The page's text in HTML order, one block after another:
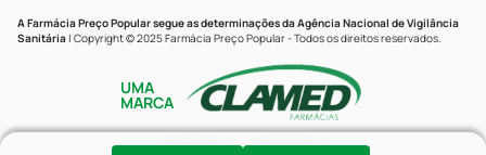
A Farmácia Preço Popular segue as determinações da Agência Nacional de Vigilância
Sanitária | Copyright © 2025 Farmácia Preço Popular - Todos os direitos reservados.
UMA
MARCA
Powered by Developed by